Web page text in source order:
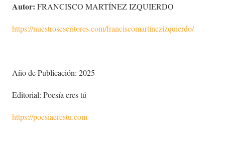
Autor: FRANCISCO MARTÍNEZ IZQUIERDO
https://nuestrosescritores.com/franciscomartinezizquierdo/
Año de Publicación: 2025
Editorial: Poesía eres tú
https://poesiaerestu.com